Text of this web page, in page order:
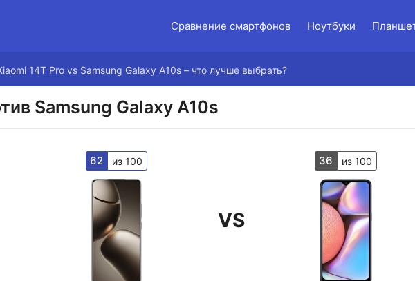
Сравнение смартфонов Ноутбуки
14T Pro vs Samsung Galaxy A10s – что лучше выбрать?
Samsung Galaxy A10s
62 из 100
VS
36 из 100